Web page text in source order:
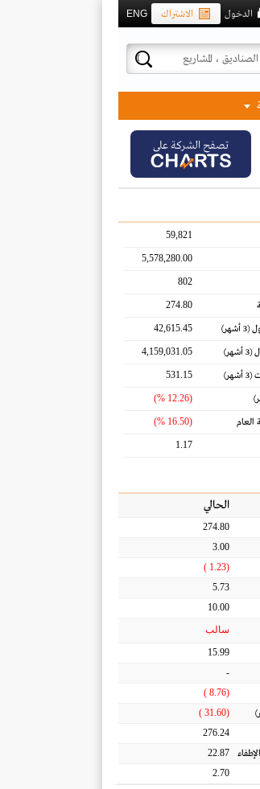
ENG الاشتراك الدخول
تصفح الشركة على
59,821
5,578,280.00
802
274.80
(3 أشهر) 42,615.45
(3 أشهر) 4,159,031.05
(3 أشهر) 531.15
(12.26 %)
العام (16.50 %)
1.17
الحالي
274.80
3.00
(1.23 )
5.73
10.00
سالب
15.99
-
(8.76 )
(31.60 )
276.24
22.87
2.70